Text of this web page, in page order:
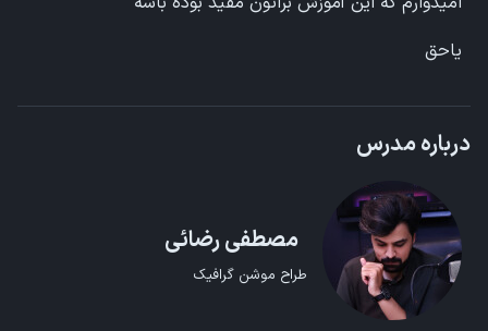
یاحق
درباره مدرس
مصطفی رضائی
طراح موشن گرافیک